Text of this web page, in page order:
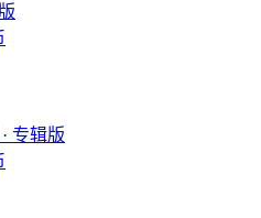
· 专辑版